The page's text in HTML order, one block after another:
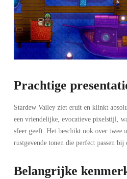
Prachtige
Stardew Valley ziet eruit en klinkt
een vriendelijke, evocatieve pixelstijl,
sfeer geeft. Het beschikt ook over twee
rustgevende tonen die perfect passen bij
Belangrijke